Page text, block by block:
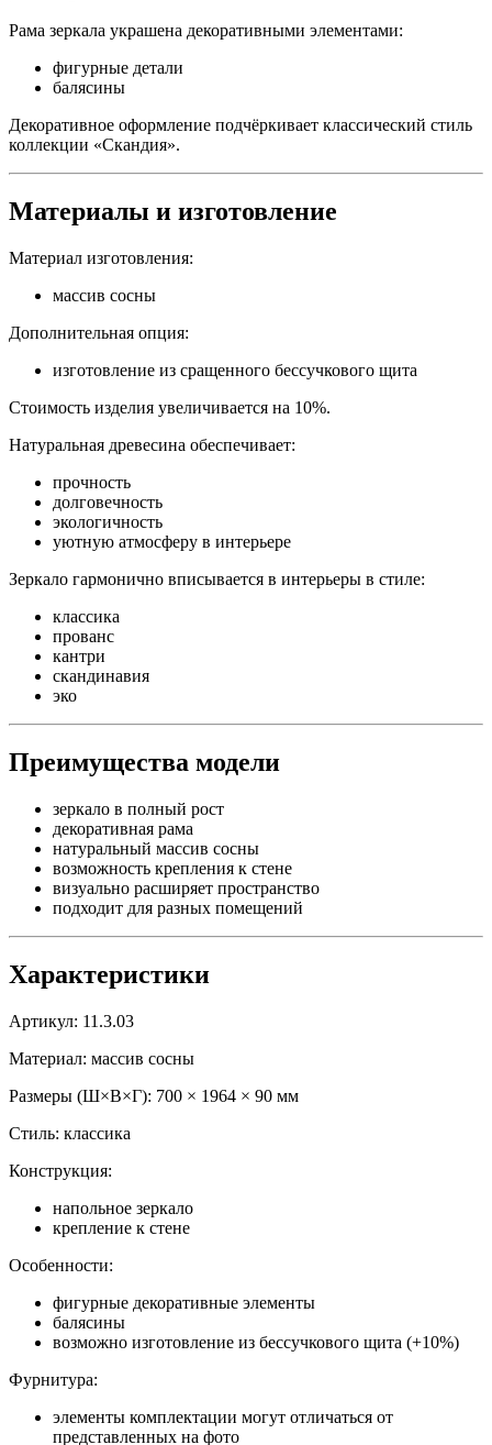
Рама зеркала украшена декоративными элементами:
фигурные детали
балясины
Декоративное оформление подчёркивает классический стиль
коллекции «Скандия».
Материалы и изготовление
Материал изготовления:
массив сосны
Дополнительная опция:
изготовление из сращенного бессучкового щита
Стоимость изделия увеличивается на 10%.
Натуральная древесина обеспечивает:
прочность
долговечность
экологичность
уютную атмосферу в интерьере
Зеркало гармонично вписывается в интерьеры в стиле:
классика
прованс
кантри
скандинавия
эко
Преимущества модели
зеркало в полный рост
декоративная рама
натуральный массив сосны
возможность крепления к стене
визуально расширяет пространство
подходит для разных помещений
Характеристики
Артикул: 11.3.03
Материал: массив сосны
Размеры (Ш×В×Г): 700 × 1964 × 90 мм
Стиль: классика
Конструкция:
напольное зеркало
крепление к стене
Особенности:
фигурные декоративные элементы
балясины
возможно изготовление из бессучкового щита (+10%)
Фурнитура:
элементы комплектации могут отличаться от
представленных на фото